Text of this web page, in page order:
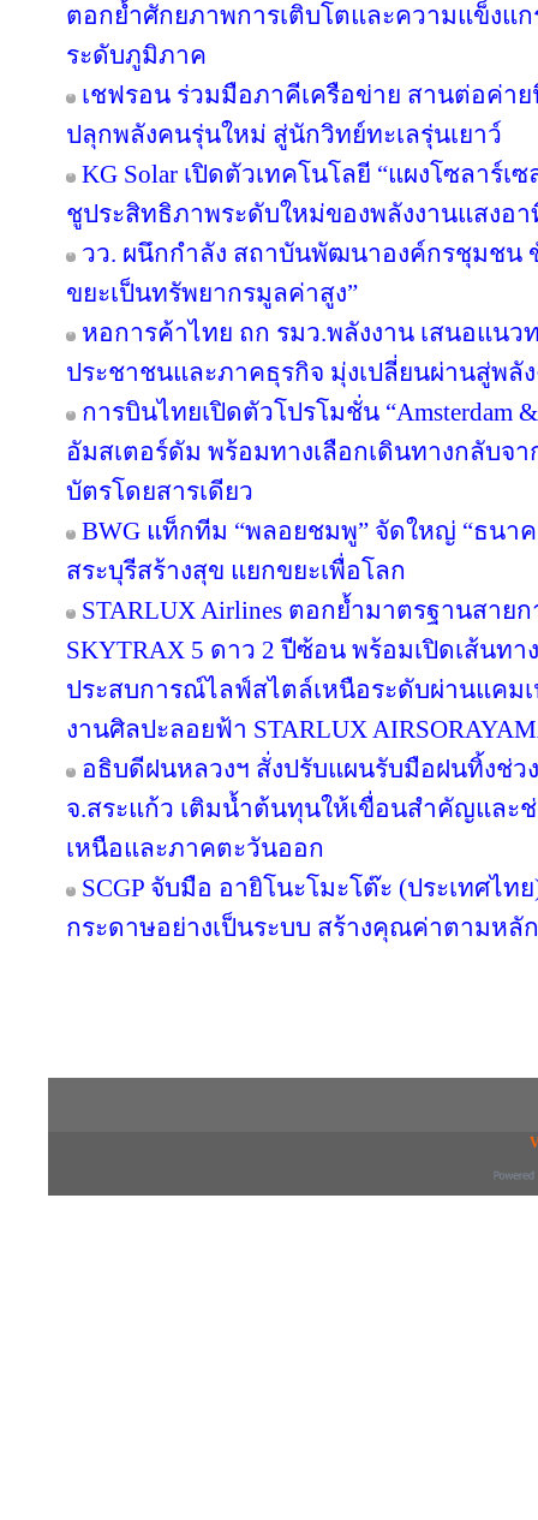
ตอกย้ำศักยภาพการเติบโตและความแข็งแ
ระดับภูมิภาค
เชฟรอน ร่วมมือภาคีเครือข่าย สานต่อค่าย
ปลุกพลังคนรุ่นใหม่ สู่นักวิทย์ทะเลรุ่นเยาว์
KG Solar เปิดตัวเทคโนโลยี “แผงโซลาร์เ
ชูประสิทธิภาพระดับใหม่ของพลังงานแสงอ
วว. ผนึกกำลัง สถาบันพัฒนาองค์กรชุมชน
ขยะเป็นทรัพยากรมูลค่าสูง”
หอการค้าไทย ถก รมว.พลังงาน เสนอแน
ประชาชนและภาคธุรกิจ มุ่งเปลี่ยนผ่านสู่พลั
การบินไทยเปิดตัวโปรโมชั่น “Amsterdam
อัมสเตอร์ดัม พร้อมทางเลือกเดินทางกลับจา
บัตรโดยสารเดียว
BWG แท็กทีม “พลอยชมพู” จัดใหญ่ “ธนา
สระบุรีสร้างสุข แยกขยะเพื่อโลก
STARLUX Airlines ตอกย้ำมาตรฐานสาย
SKYTRAX 5 ดาว 2 ปีซ้อน พร้อมเปิดเส้นทา
ประสบการณ์ไลฟ์สไตล์เหนือระดับผ่านแคมเ
งานศิลปะลอยฟ้า STARLUX
อธิบดีฝนหลวงฯ สั่งปรับแผนรับมือฝนทิ้งช่ว
จ.สระแก้ว เติมน้ำต้นทุนให้เขื่อนสำคัญและ
เหนือและภาคตะวันออก
SCGP จับมือ อายิโนะโมะโต๊ะ (ประเทศไท
กระดาษอย่างเป็นระบบ สร้างคุณค่าตามหลั